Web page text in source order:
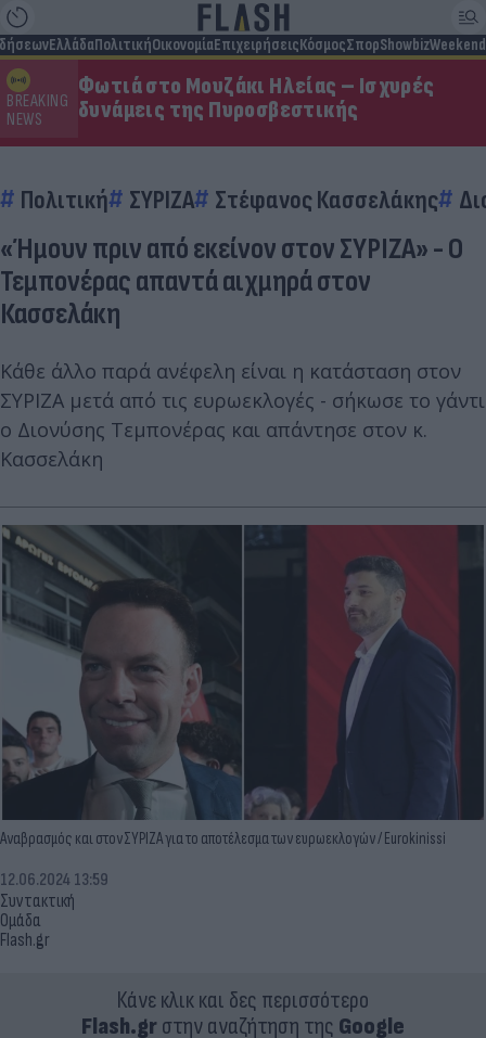
ΕλλάδαΠολιτικήΟικονομίαΕπιχειρήσειςΚόσμοςΣπορShowbizWeekend
BREAKING
NEWS
Φωτιά στο Μουζάκι Ηλείας – Ισχυρές
δυνάμεις της Πυροσβεστικής
Πολιτική ΣΥΡΙΖΑ Στέφανος Κασσελάκης
«Ήμουν πριν από εκείνον στον ΣΥΡΙΖΑ» - Ο
Τεμπονέρας απαντά αιχμηρά στον
Κασσελάκη
Κάθε άλλο παρά ανέφελη είναι η κατάσταση στον
ΣΥΡΙΖΑ μετά από τις ευρωεκλογές - σήκωσε το γάντι
ο Διονύσης Τεμπονέρας και απάντησε στον κ.
Κασσελάκη
Αναβρασμός και στον ΣΥΡΙΖΑ για το αποτέλεσμα των ευρωεκλογών / Eurokinissi
Συντακτική
Ομάδα
Flash.gr
12.06.2024 13:59
Κάνε κλικ και δες περισσότερο
Flash.grστην αναζήτηση της Google